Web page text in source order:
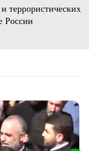
террористических
России